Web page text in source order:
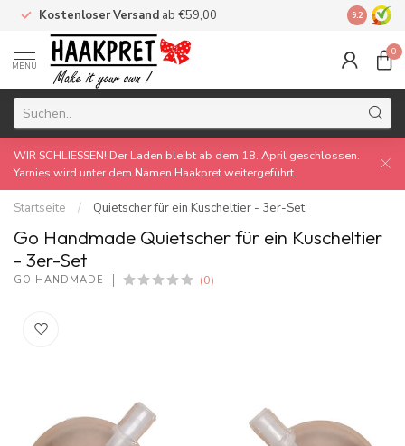
Kostenloser Versand ab €59,00 Made by
9.2
MENU
0
WIR SCHLIESSEN! Der Laden bleibt ab dem 18. April geschlossen.
Yarnies wird unter dem Namen Haakpret weitergeführt.
Startseite / Quietscher für ein Kuscheltier - 3er-Set
Go Handmade Quietscher für ein Kuscheltier
- 3er-Set
GO HANDMADE (0)